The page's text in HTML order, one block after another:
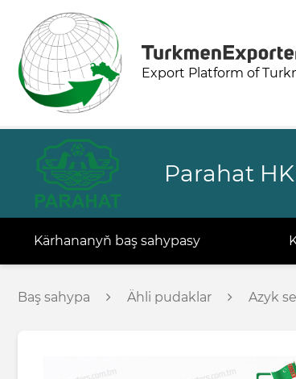
Export Platform of
Parahat HK
Kärhananyň baş sahypasy
Baş sahypa Ähli pudaklar Azyk